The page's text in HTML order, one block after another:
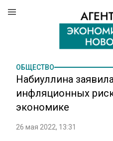
ОБЩЕСТВО
Набиуллина
инфляционных
экономике
26 мая 2022, 13:31